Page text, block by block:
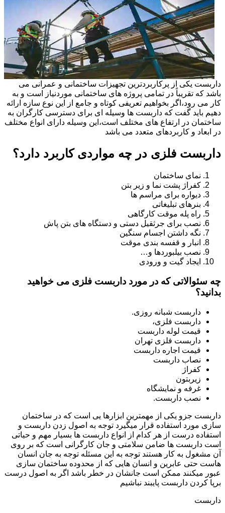
داربست یکی از پرکاربردترین تجهیزات ساختمانی و عمرانی می
باشد که تقریباً در تمامی پروژه های ساختمانی موردنیاز است و به
کار می رود،اگر بخواهیم تعریفی کوتاه و جامع از این نوع سازه ارائه
دهیم باید گفت که داربست ها وسیله ای برای دسترسی کارگران به
ساختمان در ارتفاع های مختلف است،این وسیله دارای انواع مختلف
در ابعاد و کاربردهای متعدد می باشد
داربست فلزی در چه مواردی کاربرد دارد؟
نمای ساختمان
کفراژ پشت نما و زیر بتن
دیواره برای مراسم ها
بنرهای تبلیغاتی
راه پله موقت کارگاهی
نصب برای جرثقیل دستی و دستگاه های بتن پاش
نگه داشتن اجسام سنگین
انبار و قفسه بندی موقت
نصب بیلبوردها و…
ایجاد گیت و ورودی
چه سئوالاتی که در مورد داربست فلزی می خواهید
بدانید؟
داربست شبانه روزی.
داربست فلزی،
قیمت لوله داربست
داربست فلزی تهران
قیمت اجاره داربست
نصاب داربست
کفراژ
زیربتون
غرفه و نمایشگاه
نصب داربست.
داربست جزو یکی از مهمترین ابزارها یی است که در ساختمان
سازی مورد استفاده قرار میگیرد توجه به اصول زدن داربست و
استفاده درست از هر کدام از انواع داربست ها بسیار مهم و حیاتی
است داربست ها ضامن سلامتی و جان کارگرانی است که بر روی
آن مشغول به کار هستند توجه به این مسئله توجه به جان انسان
هاست حتی عابرین و انسان هایی که از محدوده ساختمان سازی
عبور میکنند ممکن است جانشان در خطر باشد اگر به اصول درست
برپا کردن داربست پایبند نباشیم
داربست